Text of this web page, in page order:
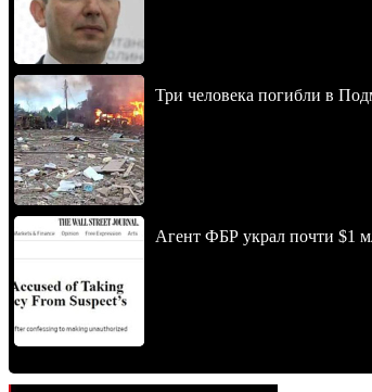
Три человека погибли в
Агент ФБР украл почти $1